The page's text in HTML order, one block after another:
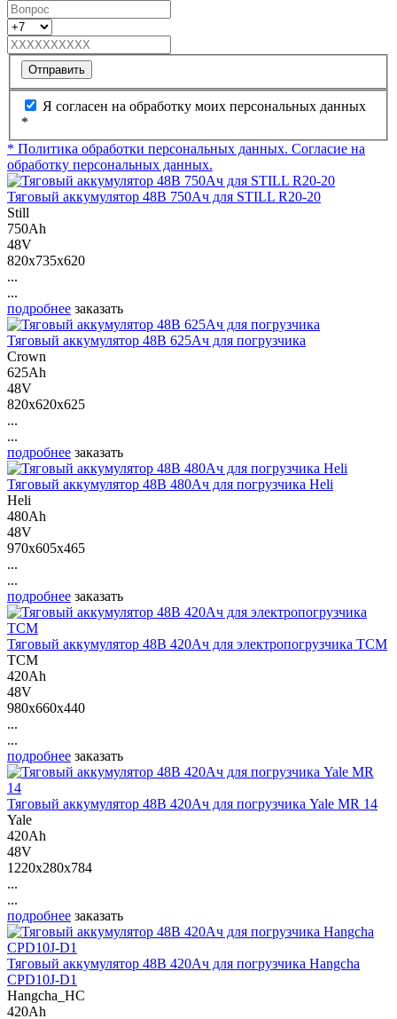
Отправить
Я согласен на обработку моих персональных данных
*
* Политика обработки персональных данных. Согласие на
обработку персональных данных.
Тяговый аккумулятор 48В 750Ач для STILL R20-20
Still
750Ah
48V
820x735x620
...
...
подробнее заказать
Тяговый аккумулятор 48В 625Ач для погрузчика
Crown
625Ah
48V
820x620x625
...
...
подробнее заказать
Тяговый аккумулятор 48В 480Ач для погрузчика Heli
Heli
480Ah
48V
970x605x465
...
...
подробнее заказать
Тяговый аккумулятор 48В 420Ач для электропогрузчика ТСМ
ТСМ
420Ah
48V
980x660x440
...
...
подробнее заказать
Тяговый аккумулятор 48В 420Ач для погрузчика Yale MR 14
Yale
420Ah
48V
1220x280x784
...
...
подробнее заказать
Тяговый аккумулятор 48В 420Ач для погрузчика Hangcha
CPD10J-D1
Hangcha_HC
420Ah